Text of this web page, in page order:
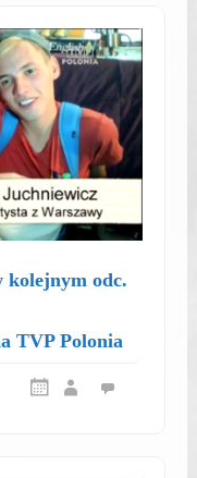
kolejnym odc.
TVP Polonia